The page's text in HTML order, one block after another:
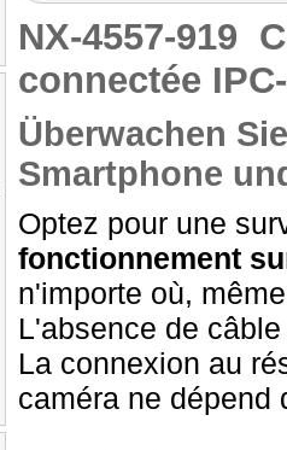
NX-4557-919
connectée
Überwachen Sie
Smartphone
Optez pour une
fonctionnement
n'importe où,
L'absence de
La connexion au
caméra ne dépend